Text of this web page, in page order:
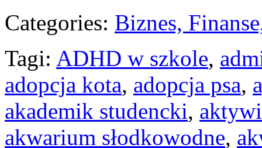
Categories: Biznes,
Tagi: ADHD w szkole,
adopcja kota, adopcja psa,
akademik studencki,
akwarium słodkowodne,